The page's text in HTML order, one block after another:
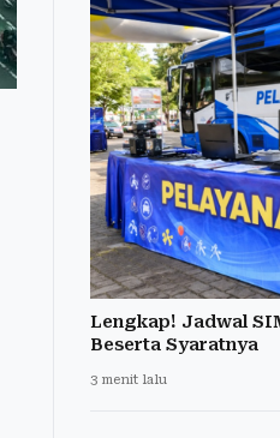
Lengkap! Jadwal
Beserta Syaratnya
3 menit lalu